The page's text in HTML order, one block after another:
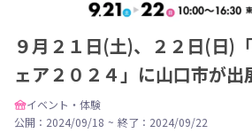
９月２１日(土)、２２日(日)
ェア２０２４」に山口市が出
イベント・体験
公開：2024/09/18 ~ 終了：2024/09/22